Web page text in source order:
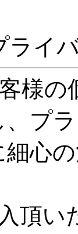
ライ
様の
プ
心
頂い